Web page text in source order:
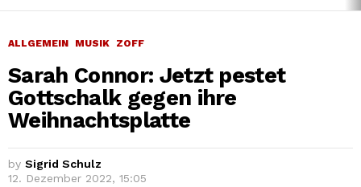
ALLGEMEIN MUSIK ZOFF
Sarah Connor: Jetzt pestet
Gottschalk gegen ihre
Weihnachtsplatte
by Sigrid Schulz
12. Dezember 2022, 15:05